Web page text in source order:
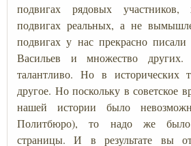
подвигах рядовых
подвигах реальных, а не
подвигах у нас прекрасно
Васильев и множество
талантливо. Но в исторических
другое. Но поскольку в советское
нашей истории было
Политбюро), то надо же было
страницы. И в результате вы